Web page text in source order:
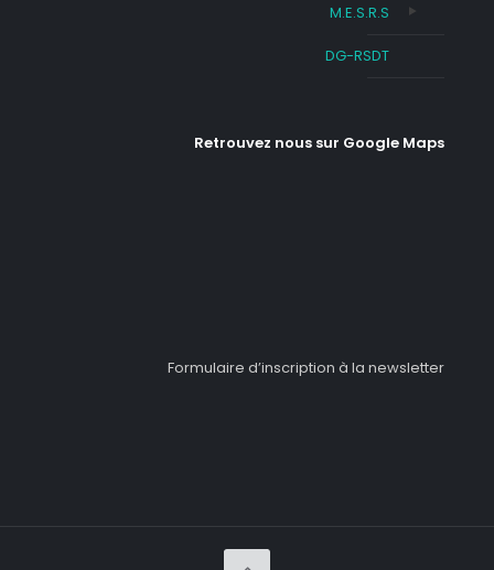
M.E.S.R.S
DG-RSDT
Retrouvez nous sur Google Maps
Formulaire d’inscription à la newsletter